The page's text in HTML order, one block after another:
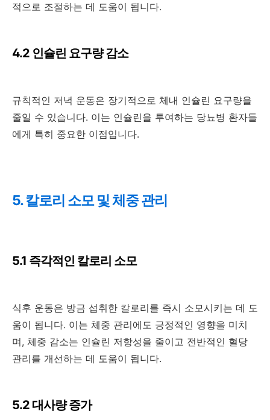
적으로 조절하는 데 도움이 됩니다.
4.2 인슐린 요구량 감소
규칙적인 저녁 운동은 장기적으로 체내 인슐린 요구량을
줄일 수 있습니다. 이는 인슐린을 투여하는 당뇨병 환자들
에게 특히 중요한 이점입니다.
5. 칼로리 소모 및 체중 관리
5.1 즉각적인 칼로리 소모
식후 운동은 방금 섭취한 칼로리를 즉시 소모시키는 데 도
움이 됩니다. 이는 체중 관리에도 긍정적인 영향을 미치
며, 체중 감소는 인슐린 저항성을 줄이고 전반적인 혈당
관리를 개선하는 데 도움이 됩니다.
5.2 대사량 증가